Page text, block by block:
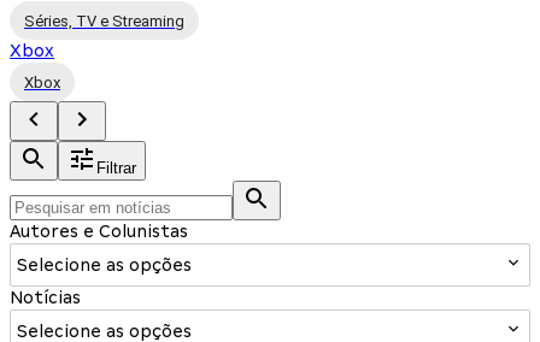
Séries, TV e Streaming
Xbox
Xbox
Filtrar
Autores e Colunistas
Selecione as opções
Notícias
Selecione as opções